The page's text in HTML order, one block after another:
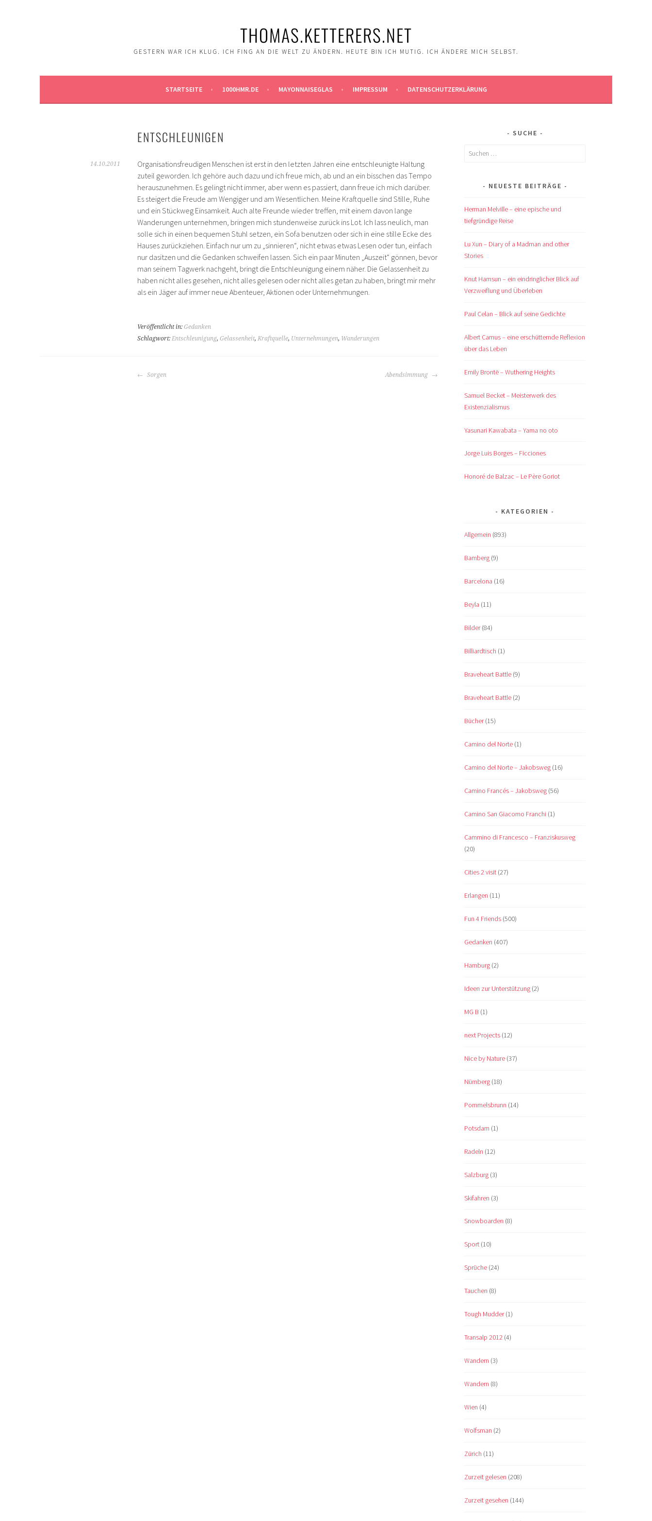
THOMAS.KETTERERS.NET
GESTERN WAR ICH KLUG. ICH FING AN DIE WELT ZU ÄNDERN. HEUTE BIN ICH MUTIG. ICH ÄNDERE MICH SELBST.
STARTSEITE 1000HMR.DE MAYONNAISEGLAS IMPRESSUM DATENSCHUTZERKLÄRUNG
ENTSCHLEUNIGEN
14.10.2011
Organisationsfreudigen Menschen ist erst in den letzten Jahren eine entschleunigte Haltung
zuteil geworden. Ich gehöre auch dazu und ich freue mich, ab und an ein bisschen das Tempo
herauszunehmen. Es gelingt nicht immer, aber wenn es passiert, dann freue ich mich darüber.
Es steigert die Freude am Wengiger und am Wesentlichen. Meine Kraftquelle sind Stille, Ruhe
und ein Stückweg Einsamkeit. Auch alte Freunde wieder treffen, mit einem davon lange
Wanderungen unternehmen, bringen mich stundenweise zurück ins Lot. Ich lass neulich, man
solle sich in einen bequemen Stuhl setzen, ein Sofa benutzen oder sich in eine stille Ecke des
Hauses zurückziehen. Einfach nur um zu „sinnieren“, nicht etwas etwas Lesen oder tun, einfach
nur dasitzen und die Gedanken schweifen lassen. Sich ein paar Minuten „Auszeit“ gönnen, bevor
man seinem Tagwerk nachgeht, bringt die Entschleunigung einem näher. Die Gelassenheit zu
haben nicht alles gesehen, nicht alles gelesen oder nicht alles getan zu haben, bringt mir mehr
als ein Jäger auf immer neue Abenteuer, Aktionen oder Unternehmungen.
Veröffentlicht in: Gedanken
Schlagwort: Entschleunigung, Gelassenheit, Kraftquelle, Unternehmungen, Wanderungen
BEITRAGS-
Sorgen Abendsimmung
SUCHE
Suchen
NEUESTE BEITRÄGE
Herman Melville – eine epische und
tiefgründige Reise
Lu Xun – Diary of a Madman and other
Stories
Knut Hamsun – ein eindringlicher Blick auf
Verzweiflung und Überleben
Paul Celan – Blick auf seine Gedichte
Albert Camus – eine erschütternde Reflexion
über das Leben
Emily Brontë – Wuthering Heights
Samuel Becket – Meisterwerk des
Existenzialismus
Yasunari Kawabata – Yama no oto
Jorge Luis Borges – Ficciones
Honoré de Balzac – Le Père Goriot
KATEGORIEN
Allgemein (893)
Bamberg (9)
Barcelona (16)
Beyla (11)
Bilder(84)
Billiardtisch (1)
Braveheart Battle (9)
Braveheart Battle (2)
Bücher(15)
Camino del Norte (1)
Camino del Norte – Jakobsweg (16)
Camino Francés – Jakobsweg (56)
Camino San Giacomo Franchi (1)
Cammino di Francesco – Franziskusweg
(20)
Cities 2 visit (27)
Erlangen (11)
Fun 4 Friends (500)
Gedanken (407)
Hamburg (2)
Ideen zur Unterstützung (2)
MG B (1)
next Projects (12)
Nice by Nature (37)
Nürnberg (18)
Pommelsbrunn (14)
Potsdam (1)
Radeln (12)
Salzburg (3)
Skifahren (3)
Snowboarden (8)
Sport (10)
Sprüche (24)
Tauchen (8)
Tough Mudder(1)
Transalp 2012 (4)
Wandern (3)
Wandern (8)
Wien (4)
Wolfsman (2)
Zürich (11)
Zurzeit gelesen (208)
Zurzeit gesehen (144)